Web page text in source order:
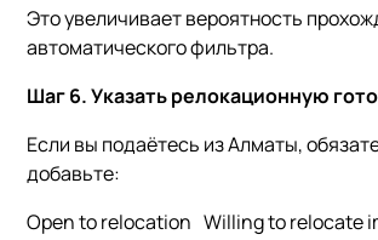
Это увеличивает вероятность
автоматического фильтра.
Шаг 6. Указать релокационную
Если вы подаётесь из Алматы,
добавьте:
Open to relocation Willing to relocate